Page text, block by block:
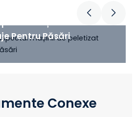
Mașinii De Peletizat
Pentru Păsări
Conexe